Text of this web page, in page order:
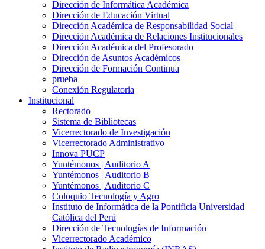
Dirección de Informática Académica
Dirección de Educación Virtual
Dirección Académica de Responsabilidad Social
Dirección Académica de Relaciones Institucionales
Dirección Académica del Profesorado
Dirección de Asuntos Académicos
Dirección de Formación Continua
prueba
Conexión Regulatoria
Institucional
Rectorado
Sistema de Bibliotecas
Vicerrectorado de Investigación
Vicerrectorado Administrativo
Innova PUCP
Yuntémonos | Auditorio A
Yuntémonos | Auditorio B
Yuntémonos | Auditorio C
Coloquio Tecnología y Agro
Instituto de Informática de la Pontificia Universidad
Católica del Perú
Dirección de Tecnologías de Información
Vicerrectorado Académico